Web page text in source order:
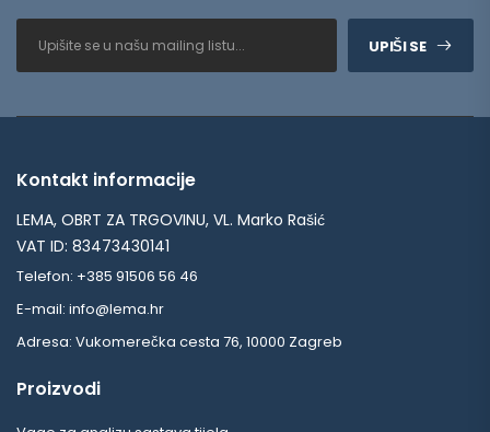
UPIŠI SE
Kontakt informacije
LEMA, OBRT ZA TRGOVINU, VL. Marko Rašić
VAT ID: 83473430141
Telefon: +385 91506 56 46
E-mail: info@lema.hr
Adresa: Vukomerečka cesta 76, 10000 Zagreb
Proizvodi